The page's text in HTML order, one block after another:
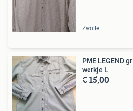
Zwolle
PME LEGEND
werkje L
€ 15,00